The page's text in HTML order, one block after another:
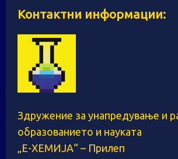
Контактни информации:
Здружение за унапредување и
образованието и науката
„Е-ХЕМИЈА“ – Прилеп